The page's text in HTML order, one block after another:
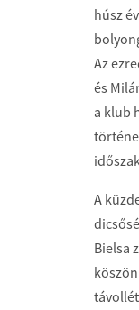
húsz
Az
és
a klub
A
Bielsa